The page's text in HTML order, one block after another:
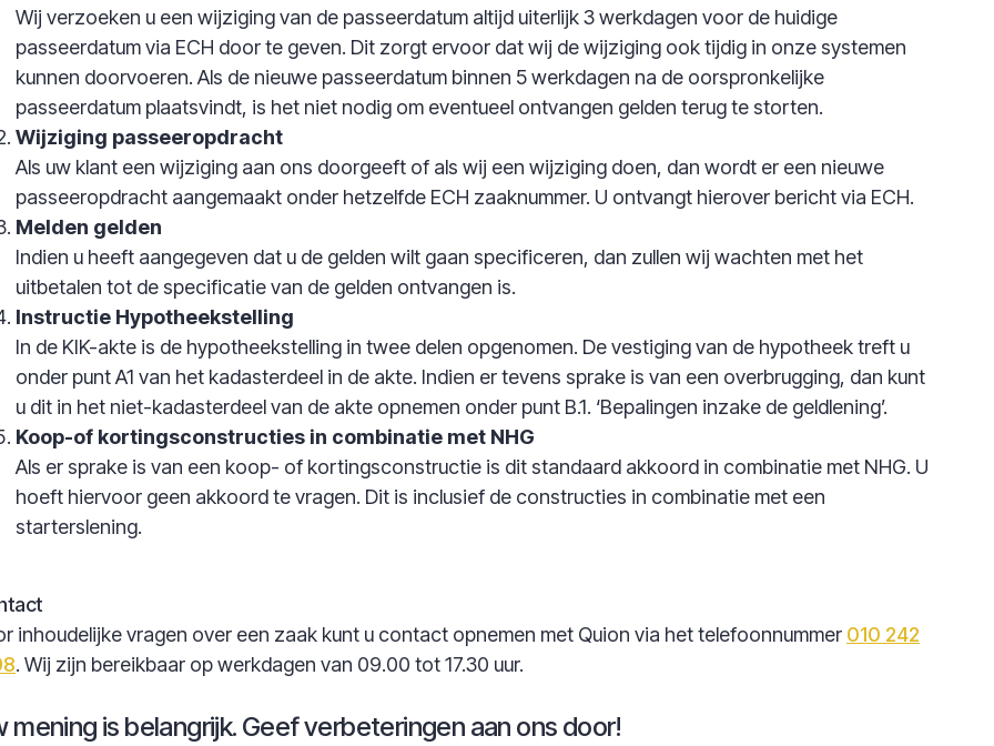
Wij verzoeken u een wijziging van de passeerdatum altijd uiterlijk 3 werkdagen voor de huidige
passeerdatum via ECH door te geven. Dit zorgt ervoor dat wij de wijziging ook tijdig in onze systemen
kunnen doorvoeren. Als de nieuwe passeerdatum binnen 5 werkdagen na de oorspronkelijke
passeerdatum plaatsvindt, is het niet nodig om eventueel ontvangen gelden terug te storten.
Wijziging passeeropdracht
Als uw klant een wijziging aan ons doorgeeft of als wij een wijziging doen, dan wordt er een nieuwe
passeeropdracht aangemaakt onder hetzelfde ECH zaaknummer. U ontvangt hierover bericht via ECH.
Melden gelden
Indien u heeft aangegeven dat u de gelden wilt gaan specificeren, dan zullen wij wachten met het
uitbetalen tot de specificatie van de gelden ontvangen is.
Instructie Hypotheekstelling
In de KIK-akte is de hypotheekstelling in twee delen opgenomen. De vestiging van de hypotheek treft u
onder punt A1 van het kadasterdeel in de akte. Indien er tevens sprake is van een overbrugging, dan kunt
u dit in het niet-kadasterdeel van de akte opnemen onder punt B.1. ‘Bepalingen inzake de geldlening’.
Koop-of kortingsconstructies in combinatie met NHG
Als er sprake is van een koop- of kortingsconstructie is dit standaard akkoord in combinatie met NHG. U
hoeft hiervoor geen akkoord te vragen. Dit is inclusief de constructies in combinatie met een
starterslening.
inhoudelijke vragen over een zaak kunt u contact opnemen met Quion via het telefoonnummer 010 242
. Wij zijn bereikbaar op werkdagen van 09.00 tot 17.30 uur.
mening is belangrijk. Geef verbeteringen aan ons door!